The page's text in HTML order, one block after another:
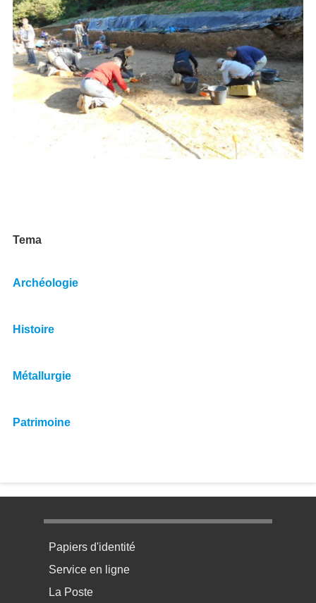
Tema
Archéologie
Histoire
Métallurgie
Patrimoine
Menu pratique bas de page 1
Papiers d'identité
Service en ligne
La Poste